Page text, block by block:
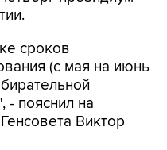
сроков
(с мая на июнь
- пояснил на
Виктор